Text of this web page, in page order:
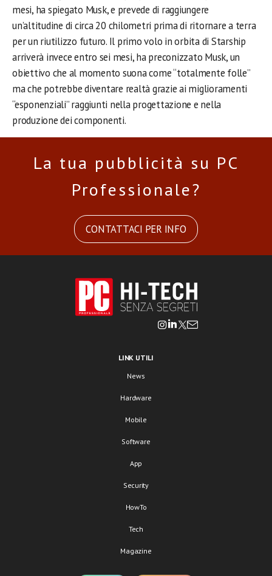
mesi, ha spiegato Musk, e prevede di raggiungere
un’altitudine di circa 20 chilometri prima di ritornare a terra
per un riutilizzo futuro. Il primo volo in orbita di Starship
arriverà invece entro sei mesi, ha preconizzato Musk, un
obiettivo che al momento suona come “totalmente folle”
ma che potrebbe diventare realtà grazie ai miglioramenti
“esponenziali” raggiunti nella progettazione e nella
produzione dei componenti.
La tua pubblicità su PC
Professionale?
CONTATTACI PER INFO
LINK UTILI
News
Hardware
Mobile
Software
App
Security
HowTo
Tech
Magazine